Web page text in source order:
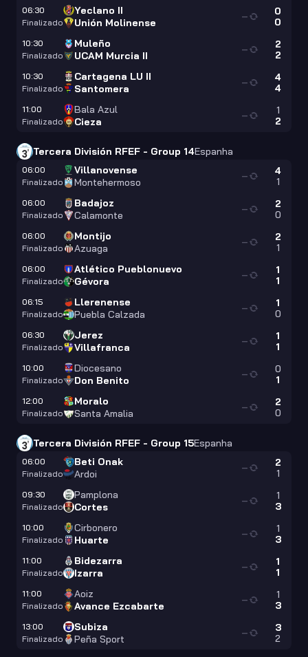
06:30
Finalizado
Yeclano II
Unión Molinense
0
0
—
10:30
Finalizado
Muleño
UCAM Murcia II
2
2
—
10:30
Finalizado
Cartagena LU II
Santomera
4
4
—
11:00
Finalizado
Bala Azul
Cieza
1
2
—
Tercera División RFEF - Group 14Espanha
06:00
Finalizado
Villanovense
Montehermoso
4
1
—
06:00
Finalizado
Badajoz
Calamonte
2
0
—
06:00
Finalizado
Montijo
Azuaga
2
1
—
06:00
Finalizado
Atlético Pueblonuevo
Gévora
1
1
—
06:15
Finalizado
Llerenense
Puebla Calzada
1
0
—
06:30
Finalizado
Jerez
Villafranca
1
1
—
10:00
Finalizado
Diocesano
Don Benito
0
1
—
12:00
Finalizado
Moralo
Santa Amalia
2
0
—
Tercera División RFEF - Group 15Espanha
06:00
Finalizado
Beti Onak
Ardoi
2
1
—
09:30
Finalizado
Pamplona
Cortes
1
3
—
10:00
Finalizado
Cirbonero
Huarte
1
3
—
11:00
Finalizado
Bidezarra
Izarra
1
1
—
11:00
Finalizado
Aoiz
Avance Ezcabarte
1
3
—
13:00
Finalizado
Subiza
Peña Sport
3
2
—